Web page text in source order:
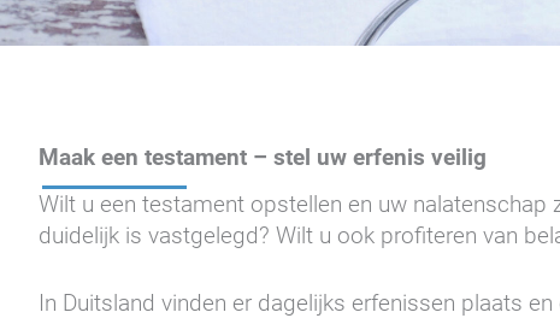
Maak een testament – stel uw erfenis veilig
Wilt u een testament opstellen en uw
duidelijk is vastgelegd? Wilt u ook profiteren van
In Duitsland vinden er dagelijks erfenissen plaats